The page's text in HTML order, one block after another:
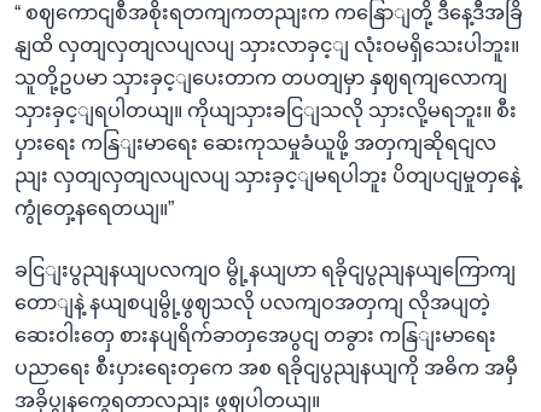
“ စဈကောငျစီအစိုးရတကျကတညျးက ကနြောျတို့ ဒီနေ့ဒီအခြိ
နျထိ လှတျလှတျလပျလပျ သှားလာခှင့ျ လုံးဝမရှိသေးပါဘူး။
သူတို့ဥပမာ သှားခှင့ျပေးတာက တပတျမှာ နှဈရကျလောကျ
သှားခှင့ျရပါတယျ။ ကိုယျသှားခငြျသလို သှားလို့မရဘူး။ စီး
ပှားရေး ကနြျးမာရေး ဆေးကုသမှုခံယူဖို့ အတှကျဆိုရငျလ
ညျး လှတျလှတျလပျလပျ သှားခှင့ျမရပါဘူး ပိတျပငျမှုတှနေဲ့
ကွုံတှေ့နရေတယျ။”
ခငြျးပွညျနယျပလကျဝ မွို့နယျဟာ ရခိုငျပွညျနယျကြောကျ
တောျနဲ့ နယျစပျမွို့ဖွဈသလို ပလကျဝအတှကျ လိုအပျတဲ့
ဆေးဝါးတှေ စားနပျရိက်ခာတှအေပွငျ တခွား ကနြျးမာရေး
ပညာရေး စီးပှားရေးတှကေ အစ ရခိုငျပွညျနယျကို အဓိက အမှီ
အခိုပွုနကွေရတာလညျး ဖွဈပါတယျ။